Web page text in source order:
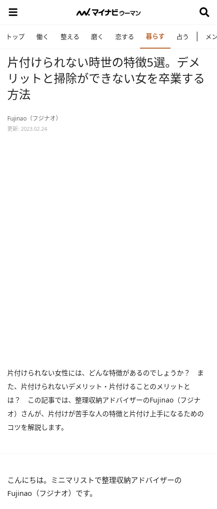
トップ 働く 整える 磨く 恋する 暮らす 占う メ
片付けられない時世の特徴5選。デメ
リットと掃除ができない女を卒業する
方法
Fujinao（フジナオ）
更新: 2023.02.24
片付けられない女性には、どんな特徴があるのでしょうか？ ま
た、片付けられないデメリット・片付けることのメリットと
は？ この記事では、整理収納アドバイザーのFujinao（フジナ
オ）さんが、片付けが苦手な人の特徴と片付け上手になるための
コツを解説します。
こんにちは。ミニマリストで整理収納アドバイザーの
Fujinao（フジナオ）です。